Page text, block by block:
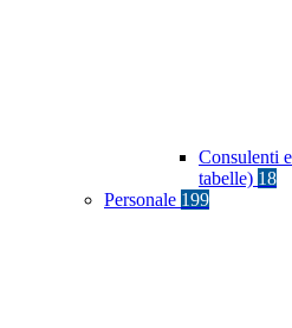
Consulenti
tabelle) 18
Personale 199